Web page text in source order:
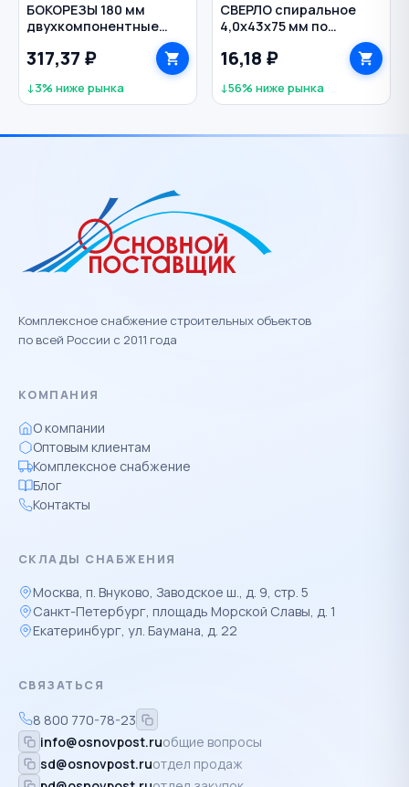
БОКОРЕЗЫ 180 мм
двухкомпонентные
317,37 ₽
↓3% ниже рынка
СВЕРЛО спиральное
4,0х43х75 мм по
металлу Р6М5 цилиндр
РЕЗОЛЮКС
16,18 ₽
↓56% ниже рынка
Комплексное снабжение строительных объектов
по всей России с 2011 года
КОМПАНИЯ
О компании
Оптовым клиентам
Комплексное снабжение
Блог
Контакты
СКЛАДЫ СНАБЖЕНИЯ
Москва, п. Внуково, Заводское ш., д. 9, стр. 5
Санкт-Петербург, площадь Морской Славы, д. 1
Екатеринбург, ул. Баумана, д. 22
СВЯЗАТЬСЯ
8 800 770-78-23
info@osnovpost.ruобщие вопросы
sd@osnovpost.ruотдел продаж